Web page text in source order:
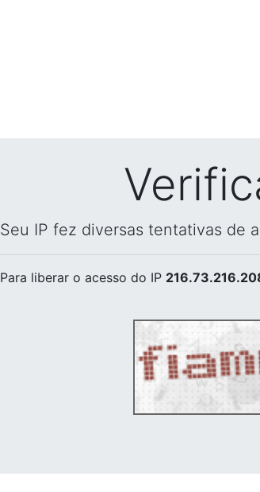
Seu IP fez diversas tentativas de
Para liberar o acesso do IP